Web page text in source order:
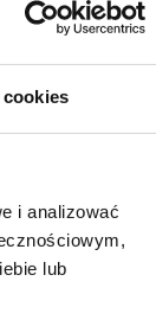
i analizować
lub
stworzyła tak
Baltic Green,